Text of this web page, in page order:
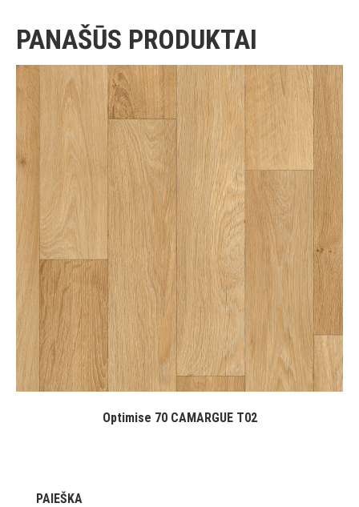
PANAŠŪS PRODUKTAI
Optimise 70 CAMARGUE T02
PAIEŠKA